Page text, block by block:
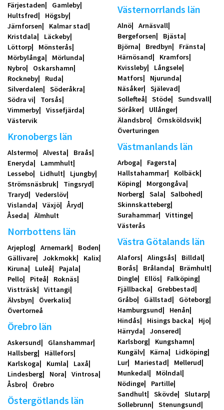
Färjestaden
Gamleby
Hultsfred
Högsby
Järnforsen
Kalmar stad
Kristdala
Läckeby
Löttorp
Mönsterås
Mörbylånga
Mörlunda
Nybro
Oskarshamn
Rockneby
Ruda
Silverdalen
Söderåkra
Södra vi
Torsås
Vimmerby
Vissefjärda
Västervik
Kronobergs län
Alstermo Alvesta
Braås
Eneryda
Lammhult
Lessebo
Lidhult
Ljungby
Strömsnäsbruk
Tingsryd
Traryd
Vederslöv
Vislanda
Växjö
Åryd
Åseda
Älmhult
Norrbottens län
Arjeplog Arnemark
Boden
Gällivare
Jokkmokk
Kalix
Kiruna
Luleå
Pajala
Pello
Piteå
Roknäs
Vistträsk
Vittangi
Älvsbyn
Överkalix
Övertorneå
Örebro län
Askersund
Glanshammar
Hallsberg
Hällefors
Karlskoga
Kumla
Laxå
Lindesberg
Nora
Vintrosa
Åsbro
Örebro
Östergötlands län
Västernorrlands län
Alnö
Arnäsvall
Bergeforsen
Bjästa
Björna
Bredbyn
Fränsta
Härnösand
Kramfors
Kvissleby
Långsele
Matfors
Njurunda
Näsåker
Själevad
Sollefteå
Stöde
Sundsvall
Söråker
Ullånger
Älandsbro
Örnsköldsvik
Överturingen
Västmanlands län
Arboga
Fagersta
Hallstahammar
Kolbäck
Köping
Morgongåva
Norberg
Sala
Salbohed
Skinnskatteberg
Surahammar
Vittinge
Västerås
Västra Götalands län
Alafors Alingsås
Billdal
Borås
Brålanda
Brämhult
Dingle
Ellös
Falköping
Fjällbacka
Grebbestad
Gråbo
Gällstad
Göteborg
Hamburgsund
Henån
Hindås
Hisings backa
Hjo
Härryda
Jonsered
Karlsborg
Kungshamn
Kungälv
Kärna
Lidköping
Lur
Mariestad
Mellerud
Munkedal
Mölndal
Nödinge
Partille
Sandhult
Skövde
Slutarp
Sollebrunn
Stenungsund